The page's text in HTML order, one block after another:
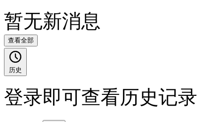
暂无新消息
查看全部
历史
登录即可查看历史记录